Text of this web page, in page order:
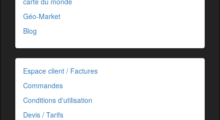
Géo-Market
Blog
Espace client / Factures
Commandes
Conditions d'utilisation
Devis / Tarifs